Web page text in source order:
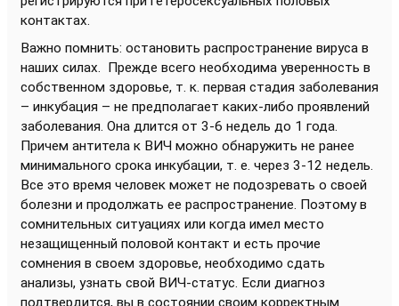
контактах.
Важно помнить: остановить распространение вируса в
наших силах. Прежде всего необходима уверенность в
собственном здоровье, т. к. первая стадия заболевания
– инкубация – не предполагает каких-либо проявлений
заболевания. Она длится от 3-6 недель до 1 года.
Причем антитела к ВИЧ можно обнаружить не ранее
минимального срока инкубации, т. е. через 3-12 недель.
Все это время человек может не подозревать о своей
болезни и продолжать ее распространение. Поэтому в
сомнительных ситуациях или когда имел место
незащищенный половой контакт и есть прочие
сомнения в своем здоровье, необходимо сдать
анализы, узнать свой ВИЧ-статус. Если диагноз
подтвердится, вы в состоянии своим корректным